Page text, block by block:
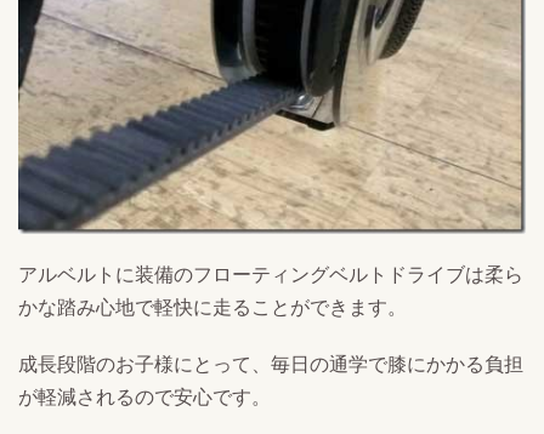
アルベルトに装備のフローティングベルトドライブは柔ら
かな踏み心地で軽快に走ることができます。
成長段階のお子様にとって、毎日の通学で膝にかかる負担
が軽減されるので安心です。